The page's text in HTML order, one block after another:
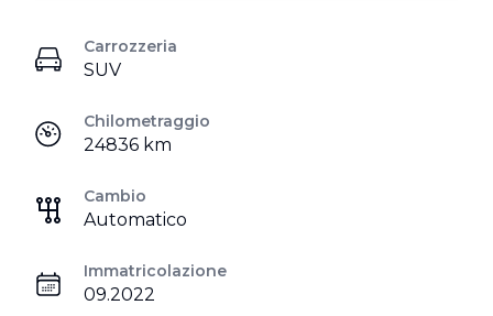
Carrozzeria
SUV
Chilometraggio
24836 km
Cambio
Automatico
Immatricolazione
09.2022